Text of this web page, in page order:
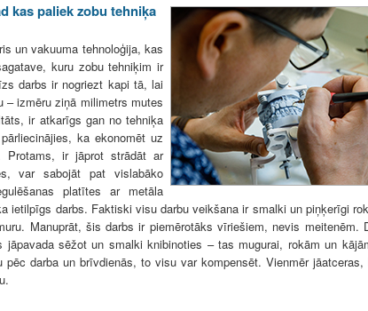
kas paliek zobu tehniķa
un vakuuma tehnoloģija, kas
kuru zobu tehniķim ir
darbs ir nogriezt kapi tā, lai
– izmēru ziņā milimetrs mutes
ir atkarīgs gan no tehniķa
ka ekonomēt uz
Protams, ir jāprot strādāt ar
var sabojāt pat vislabāko
platītes ar metāla
ietilpīgs darbs. Faktiski visu darbu veikšana ir smalki un piņķerīgi
Manuprāt, šis darbs ir piemērotāks vīriešiem, nevis meitenēm.
sēžot un smalki knibinoties – tas mugurai, rokām un
darba un brīvdienās, to visu var kompensēt. Vienmēr